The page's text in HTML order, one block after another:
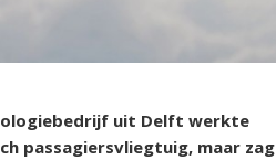
uit Delft werkte
passagiersvliegtuig, maar zag